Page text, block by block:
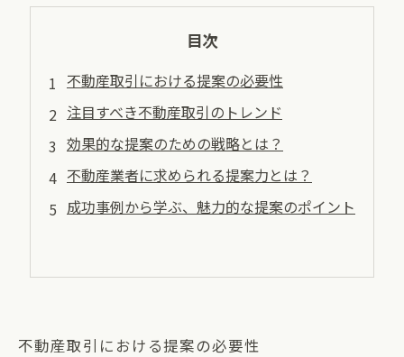
目次
不動産取引における提案の必要性
注目すべき不動産取引のトレンド
効果的な提案のための戦略とは？
不動産業者に求められる提案力とは？
成功事例から学ぶ、魅力的な提案のポイント
不動産取引における提案の必要性